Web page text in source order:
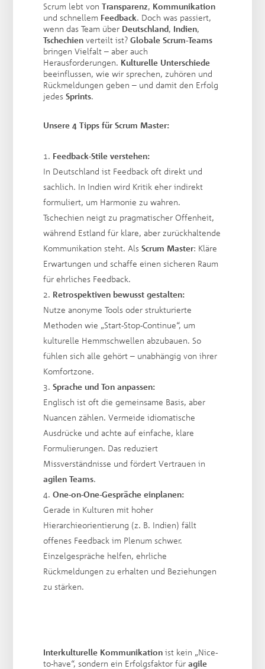
Scrum lebt vonTransparenz, Kommunikation
und schnellem Feedback. Doch was passiert,
wenn das Team über Deutschland, Indien,
Tschechien verteilt ist?Globale Scrum-Teams
bringen Vielfalt – aber auch
Herausforderungen. Kulturelle Unterschiede
beeinflussen, wie wir sprechen, zuhören und
Rückmeldungen geben – und damit den Erfolg
jedesSprints.
Unsere 4 Tipps für Scrum Master:
Feedback-Stile verstehen:
In Deutschland ist Feedback oft direkt und
sachlich. In Indien wird Kritik eher indirekt
formuliert, um Harmonie zu wahren.
Tschechien neigt zu pragmatischer Offenheit,
während Estland für klare, aber zurückhaltende
Kommunikation steht. AlsScrum Master: Kläre
Erwartungen und schaffe einen sicheren Raum
für ehrliches Feedback.
Retrospektiven bewusst gestalten:
Nutze anonyme Tools oder strukturierte
Methoden wie „Start-Stop-Continue“, um
kulturelle Hemmschwellen abzubauen. So
fühlen sich alle gehört – unabhängig von ihrer
Komfortzone.
Sprache und Ton anpassen:
Englisch ist oft die gemeinsame Basis, aber
Nuancen zählen. Vermeide idiomatische
Ausdrücke und achte auf einfache, klare
Formulierungen. Das reduziert
Missverständnisse und fördert Vertrauen in
agilen Teams.
One-on-One-Gespräche einplanen:
Gerade in Kulturen mit hoher
Hierarchieorientierung (z. B. Indien) fällt
offenes Feedback im Plenum schwer.
Einzelgespräche helfen, ehrliche
Rückmeldungen zu erhalten und Beziehungen
zu stärken.
Interkulturelle Kommunikation ist kein „Nice-
to-have“, sondern ein Erfolgsfaktor füragile